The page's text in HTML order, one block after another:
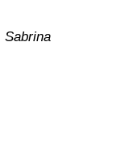
Sabrina